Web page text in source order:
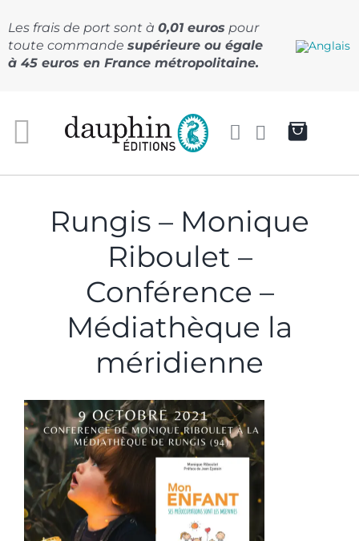
au
contenu
Les frais de port sont à 0,01 euros pour
toute commande supérieure ou égale
à 45 euros en France métropolitaine.
Rungis – Monique
Riboulet –
Conférence –
Médiathèque la
méridienne